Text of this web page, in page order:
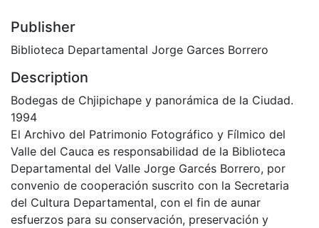
Publisher
Biblioteca Departamental Jorge Garces Borrero
Description
Bodegas de Chjipichape y panorámica de la Ciudad.
1994
El Archivo del Patrimonio Fotográfico y Fílmico del
Valle del Cauca es responsabilidad de la Biblioteca
Departamental del Valle Jorge Garcés Borrero, por
convenio de cooperación suscrito con la Secretaria
del Cultura Departamental, con el fin de aunar
esfuerzos para su conservación, preservación y